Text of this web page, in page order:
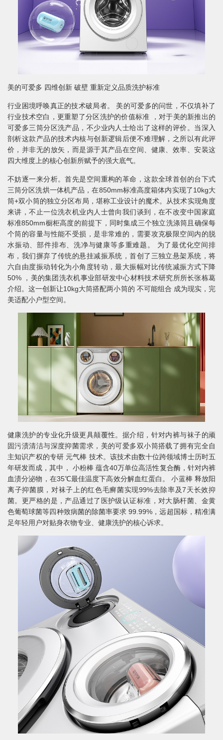
美的可爱多 四维创新 破壁 重新定义品质洗护标准
行业困境呼唤真正的技术破局者。 美的可爱多的问世，不仅填补了
行业技术空白，更重塑了分区洗护的价值标准 ，对于美的新推出的
可爱多三筒分区洗产品，不少业内人士给出了这样的评价。当深入
剖析这款产品的技术内核与创新逻辑后便不难理解，之所以有此评
价，并非无的放矢，而是源于其产品在空间、健康、效率、安装这
四大维度上的核心创新所赋予的强大底气。
不妨逐一来分析。首先是空间重构的革命，这款全球首创的台下式
三筒分区洗烘一体机产品，在850mm标准高度箱体内实现了10kg大
筒+双小筒的独立分区布局，堪称工业设计的魔术。从技术实现角度
来讲，不止一位洗衣机业内人士曾向我们谈到，在不改变中国家庭
标准850mm橱柜高度的前提下，同时集成三个独立洗涤筒且确保每
个筒的容量与性能不受损，是非常难的，需要攻克极限空间内的脱
水振动、部件排布、洗净与健康等多重难题。 为了最优化空间排
布，我们摒弃了传统的悬挂减振系统，首创了三独立悬架系统，将
六自由度振动转化为小角度转动，最大振幅对比传统减振方式下降
50% ，美的集团洗衣机事业部研发中心材料技术研究所所长张栋葛
介绍。这一创新让10kg大筒搭配两小筒的 不可能组合 成为现实，完
美适配小户型空间。
健康洗护的专业化升级更具颠覆性。据介绍，针对内裤与袜子的顽
固污渍清洁与深度抑菌需求，美的可爱多双小筒搭载了拥有完全自
主知识产权的专研 元气棒 技术。该技术由数十位跨领域博士历时五
年研发而成，其中， 小粉棒 蕴含40万单位高活性复合酶，针对内裤
血渍分泌物，在35℃最佳温度下高效分解血红蛋白。 小蓝棒 释放阳
离子抑菌膜，对袜子上的红色毛癣菌实现99%去除率及7天长效抑
菌。更严格的是，产品通过了医护级认证标准，对大肠杆菌、金黄
色葡萄球菌等四种致病菌的除菌率要求 99.99%，远超国标，精准满
足年轻用户对贴身衣物专业、健康洗护的核心诉求。